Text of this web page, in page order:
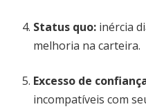
Status quo: inércia
melhoria na carteira.
Excesso de
incompatíveis com